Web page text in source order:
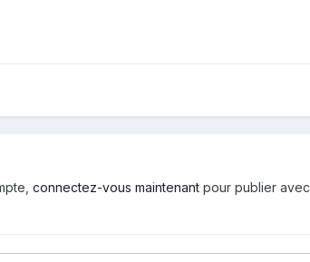
connectez-vous maintenant pour publier